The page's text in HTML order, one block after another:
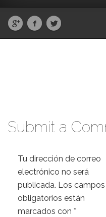
Submit a
Tu dirección de correo
electrónico no será
publicada. Los campos
obligatorios están
marcados con *